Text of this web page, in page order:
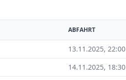
ABFAHRT
13.11.2025, 22:00
14.11.2025, 18:30